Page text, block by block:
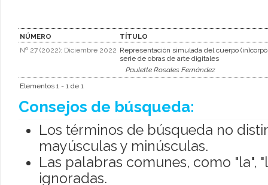
NÚMERO
TÍTULO
Nº 27 (2022): Diciembre 2022 Representación simulada del cuerpo
serie de obras de arte digitales
Paulette Rosales Fernández
Elementos 1 - 1 de 1
Consejos de búsqueda:
Los términos de búsqueda no
mayúsculas y minúsculas.
Las palabras comunes, como "la",
ignoradas.